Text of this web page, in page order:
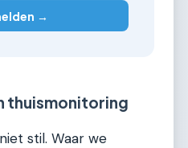
→
thuismonitoring
stil. Waar we